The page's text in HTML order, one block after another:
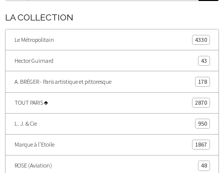
LA COLLECTION
Le Métropolitain 4330
Hector Guimard 43
A. BRÉGER - Paris artistique et pittoresque 178
TOUT PARIS ♣ 2870
L. J. & Cie 950
Marque à l'Etoile 1867
ROSE (Aviation) 48